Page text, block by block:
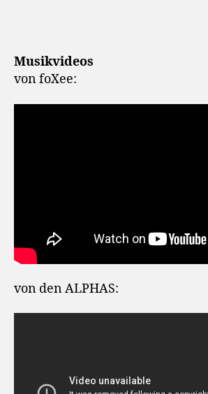
Musikvideos
von foXee:
von den ALPHAS: